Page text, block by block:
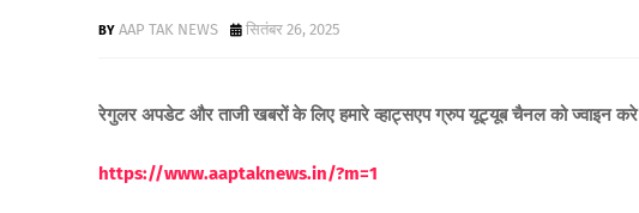
AAP TAK NEWS सितंबर 26, 2025
रेगुलर अपडेट और ताजी खबरों के लिए हमारे व्हाट्सएप ग्रुप यूट्यूब चैनल को ज्वाइन करे
https://www.aaptaknews.in/?m=1